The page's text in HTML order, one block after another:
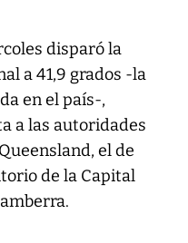
disparó la
a 41,9 grados -la
en el país-,
a las autoridades
el de
de la Capital